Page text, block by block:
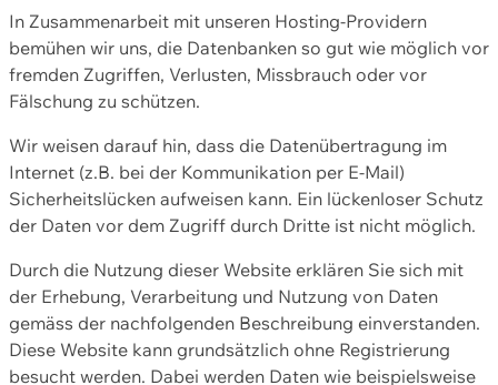
In Zusammenarbeit mit unseren Hosting-Providern
bemühen wir uns, die Datenbanken so gut wie möglich vor
fremden Zugriffen, Verlusten, Missbrauch oder vor
Fälschung zu schützen.
Wir weisen darauf hin, dass die Datenübertragung im
Internet (z.B. bei der Kommunikation per E-Mail)
Sicherheitslücken aufweisen kann. Ein lückenloser Schutz
der Daten vor dem Zugriff durch Dritte ist nicht möglich.
Durch die Nutzung dieser Website erklären Sie sich mit
der Erhebung, Verarbeitung und Nutzung von Daten
gemäss der nachfolgenden Beschreibung einverstanden.
Diese Website kann grundsätzlich ohne Registrierung
besucht werden. Dabei werden Daten wie beispielsweise